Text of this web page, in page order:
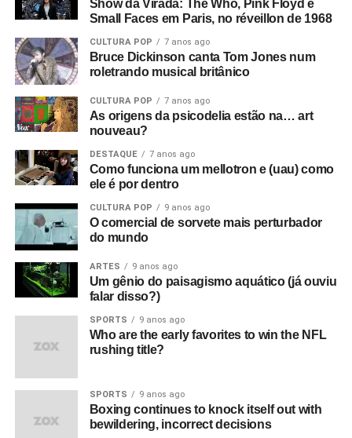
Show da Virada: The Who, Pink Floyd e
Small Faces em Paris, no réveillon de 1968
CULTURA POP 7 anos ago
Bruce Dickinson canta Tom Jones num
roletrando musical britânico
CULTURA POP 7 anos ago
As origens da psicodelia estão na… art
nouveau?
DESTAQUE 7 anos ago
Como funciona um mellotron e (uau) como
ele é por dentro
CULTURA POP 9 anos ago
O comercial de sorvete mais perturbador
do mundo
ARTES 9 anos ago
Um gênio do paisagismo aquático (já ouviu
falar disso?)
SPORTS 9 anos ago
Who are the early favorites to win the NFL
rushing title?
SPORTS 9 anos ago
Boxing continues to knock itself out with
bewildering, incorrect decisions